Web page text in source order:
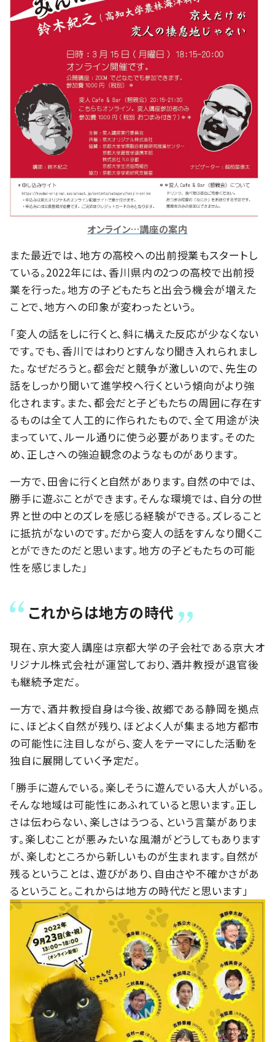
オンライン…講座の案内
また最近では、地方の高校への出前授業もスタートし
ている。2022年には、香川県内の2つの高校で出前授
業を行った。地方の子どもたちと出会う機会が増えた
ことで、地方への印象が変わったという。
「変人の話をしに行くと、斜に構えた反応が少なくない
です。でも、香川ではわりとすんなり聞き入れられまし
た。なぜだろうと。都会だと競争が激しいので、先生の
話をしっかり聞いて進学校へ行くという傾向がより強
化されます。また、都会だと子どもたちの周囲に存在す
るものは全て人工的に作られたもので、全て用途が決
まっていて、ルール通りに使う必要があります。そのた
め、正しさへの強迫観念のようなものがあります。
一方で、田舎に行くと自然があります。自然の中では、
勝手に遊ぶことができます。そんな環境では、自分の世
界と世の中とのズレを感じる経験ができる。ズレること
に抵抗がないのです。だから変人の話をすんなり聞くこ
とができたのだと思います。地方の子どもたちの可能
性を感じました」
これからは地方の時代
現在、京大変人講座は京都大学の子会社である京大オ
リジナル株式会社が運営しており、酒井教授が退官後
も継続予定だ。
一方で、酒井教授自身は今後、故郷である静岡を拠点
に、ほどよく自然が残り、ほどよく人が集まる地方都市
の可能性に注目しながら、変人をテーマにした活動を
独自に展開していく予定だ。
「勝手に遊んでいる。楽しそうに遊んでいる大人がいる。
そんな地域は可能性にあふれていると思います。正し
さは伝わらない、楽しさはうつる、という言葉がありま
す。楽しむことが悪みたいな風潮がどうしてもあります
が、楽しむところから新しいものが生まれます。自然が
残るということは、遊びがあり、自由さや不確かさがあ
るということ。これからは地方の時代だと思います」